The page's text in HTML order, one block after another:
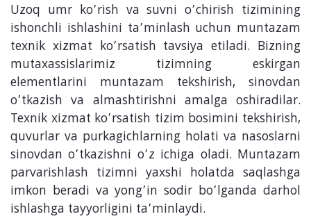
Uzoq umr ko’rish va suvni o’chirish tizimining
ishonchli ishlashini ta’minlash uchun muntazam
texnik xizmat ko’rsatish tavsiya etiladi. Bizning
mutaxassislarimiz tizimning eskirgan
elementlarini muntazam tekshirish, sinovdan
o’tkazish va almashtirishni amalga oshiradilar.
Texnik xizmat ko’rsatish tizim bosimini tekshirish,
quvurlar va purkagichlarning holati va nasoslarni
sinovdan o’tkazishni o’z ichiga oladi. Muntazam
parvarishlash tizimni yaxshi holatda saqlashga
imkon beradi va yong’in sodir bo’lganda darhol
ishlashga tayyorligini ta’minlaydi.